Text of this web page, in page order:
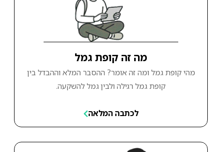
מה זה קופת גמל
מהי קופת גמל ומה זה אומר? ההסבר המלא וההבדל בין
קופת גמל רגילה ולבין גמל להשקעה.
לכתבה המלאה